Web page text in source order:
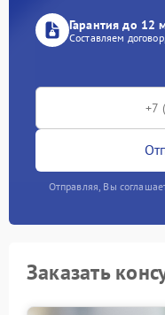
Гарантия до 12
Составляем
Отправляя, Вы
Заказать